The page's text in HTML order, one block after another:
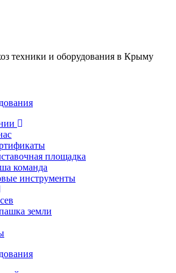
техники и оборудования в Крыму
площадка
команда
инструменты
земли